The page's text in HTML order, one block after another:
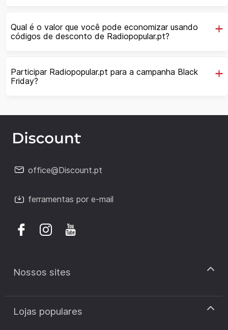
Qual é o valor que você pode economizar usando
códigos de desconto de Radiopopular.pt?
Participar Radiopopular.pt para a campanha Black
Friday?
office@Discount.pt
ferramentas por e-mail
Nossos sites
discount.pt
discount.sk
Lojas populares